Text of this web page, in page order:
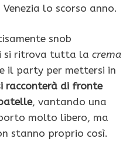
lo scorso anno.
snob
si ritrova tutta la crema
il party per mettersi in
racconterà di fronte
, vantando una
molto libero, ma
stanno proprio così.